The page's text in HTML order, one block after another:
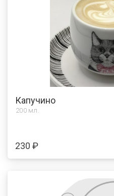
Капучино
200 мл.
230 ₽